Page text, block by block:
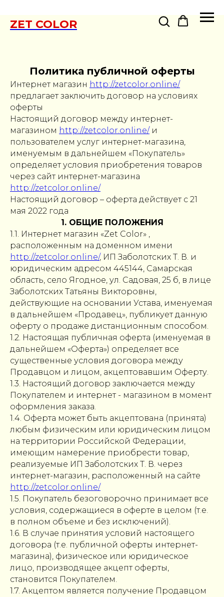
ZET COLOR
Политика публичной оферты
Интернет магазин http://zetcolor.online/
предлагает заключить договор на условиях
оферты
Настоящий договор между интернет-
магазином http://zetcolor.online/и
пользователем услуг интернет-магазина,
именуемым в дальнейшем «Покупатель»
определяет условия приобретения товаров
через сайт интернет-магазина
http://zetcolor.online/
Настоящий договор – оферта действует с 21
мая 2022 года
1. ОБЩИЕ ПОЛОЖЕНИЯ
1.1. Интернет магазин «Zet Color» ,
расположенным на доменном имени
http://zetcolor.online/, ИП Заболотских Т. В. и
юридическим адресом 445144, Самарская
область, село Ягодное, ул. Садовая, 25 б, в лице
Заболотских Татьяны Викторовны,
действующие на основании Устава, именуемая
в дальнейшем «Продавец», публикует данную
оферту о продаже дистанционным способом.
1.2. Настоящая публичная оферта (именуемая в
дальнейшем «Оферта») определяет все
существенные условия договора между
Продавцом и лицом, акцептовавшим Оферту.
1.3. Настоящий договор заключается между
Покупателем и интернет - магазином в момент
оформления заказа.
1.4. Оферта может быть акцептована (принята)
любым физическим или юридическим лицом
на территории Российской Федерации,
имеющим намерение приобрести товар,
реализуемые ИП Заболотских Т. В. через
интернет-магазин, расположенный на сайте
http://zetcolor.online/
1.5. Покупатель безоговорочно принимает все
условия, содержащиеся в оферте в целом (т.е.
в полном объеме и без исключений).
1.6. В случае принятия условий настоящего
договора (т.е. публичной оферты интернет-
магазина), физическое или юридическое
лицо, производящее акцепт оферты,
становится Покупателем.
1.7. Акцептом является получение Продавцом